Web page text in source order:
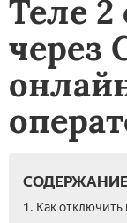
Теле 2
через
1. Как отключить